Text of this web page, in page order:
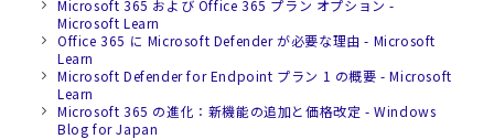
Microsoft 365 および Office 365 プラン オプション -
Microsoft Learn
Office 365 に Microsoft Defender が必要な理由 - Microsoft
Learn
Microsoft Defender for Endpoint プラン 1 の概要 - Microsoft
Learn
Microsoft 365 の進化：新機能の追加と価格改定 - Windows
Blog for Japan